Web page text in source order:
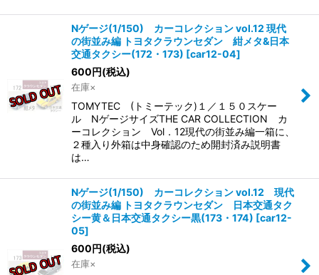
Nゲージ(1/150) カーコレクション vol.12 現代
の街並み編 トヨタクラウンセダン 紺メタ&日本
交通タクシー(172・173) [car12-04]
600円(税込)
在庫×
TOMYTEC (トミーテック)１／１５０スケー
ル NゲージサイズTHE CAR COLLECTION カ
ーコレクション Vol．12現代の街並み編一箱に、
２種入り外箱は中身確認のため開封済み説明書
は…
Nゲージ(1/150) カーコレクション vol.12 現代
の街並み編 トヨタクラウンセダン 日本交通タク
シー黄＆日本交通タクシー黒(173・174) [car12-
05]
600円(税込)
在庫×